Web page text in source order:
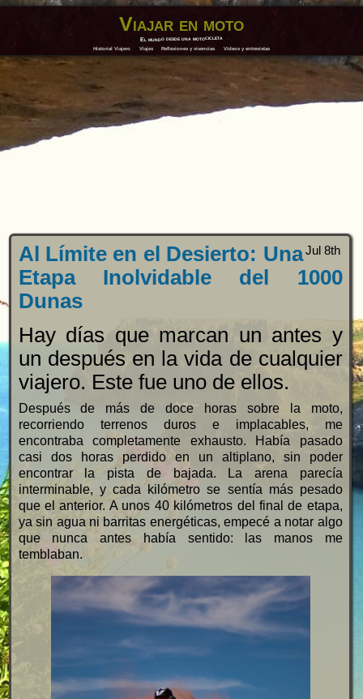
Viajar en moto
El mundo desde una motocicleta
Historial Viajero Viajes Reflexiones y vivencias Vídeos y entrevistas
Jul 8th
Al Límite en el Desierto: Una
Etapa Inolvidable del 1000
Dunas
Hay días que marcan un antes y
un después en la vida de cualquier
viajero. Este fue uno de ellos.
Después de más de doce horas sobre la moto,
recorriendo terrenos duros e implacables, me
encontraba completamente exhausto. Había pasado
casi dos horas perdido en un altiplano, sin poder
encontrar la pista de bajada. La arena parecía
interminable, y cada kilómetro se sentía más pesado
que el anterior. A unos 40 kilómetros del final de etapa,
ya sin agua ni barritas energéticas, empecé a notar algo
que nunca antes había sentido: las manos me
temblaban.